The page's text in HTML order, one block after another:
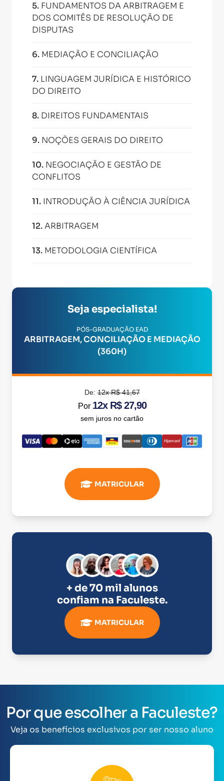
5. FUNDAMENTOS DA ARBITRAGEM E
DOS COMITÊS DE RESOLUÇÃO DE
DISPUTAS
6. MEDIAÇÃO E CONCILIAÇÃO
7. LINGUAGEM JURÍDICA E HISTÓRICO
DO DIREITO
8. DIREITOS FUNDAMENTAIS
9. NOÇÕES GERAIS DO DIREITO
10. NEGOCIAÇÃO E GESTÃO DE
CONFLITOS
11. INTRODUÇÃO À CIÊNCIA JURÍDICA
12.ARBITRAGEM
13. METODOLOGIA CIENTÍFICA
Seja especialista!
PÓS-GRADUAÇÃO EAD
ARBITRAGEM, CONCILIAÇÃO E MEDIAÇÃO
(360H)
De:12x R$ 41,67
Por 12x R$ 27,90
sem juros no cartão
MATRICULAR
+ de 70 mil alunos
confiam na Faculeste.
MATRICULAR
Por que escolher a Faculeste?
Veja os benefícios exclusivos por ser nosso aluno